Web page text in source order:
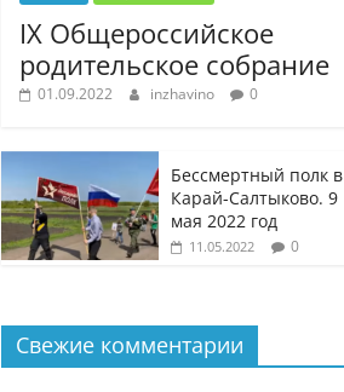
IX Общероссийское
родительское собрание
01.09.2022 inzhavino 0
Бессмертный полк в
Карай-Салтыково. 9
мая 2022 год
11.05.2022 0
Свежие комментарии